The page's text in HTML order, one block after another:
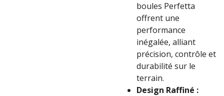
boules Perfetta
offrent une
performance
inégalée, alliant
précision, contrôle et
durabilité sur le
terrain.
Design Raffiné :